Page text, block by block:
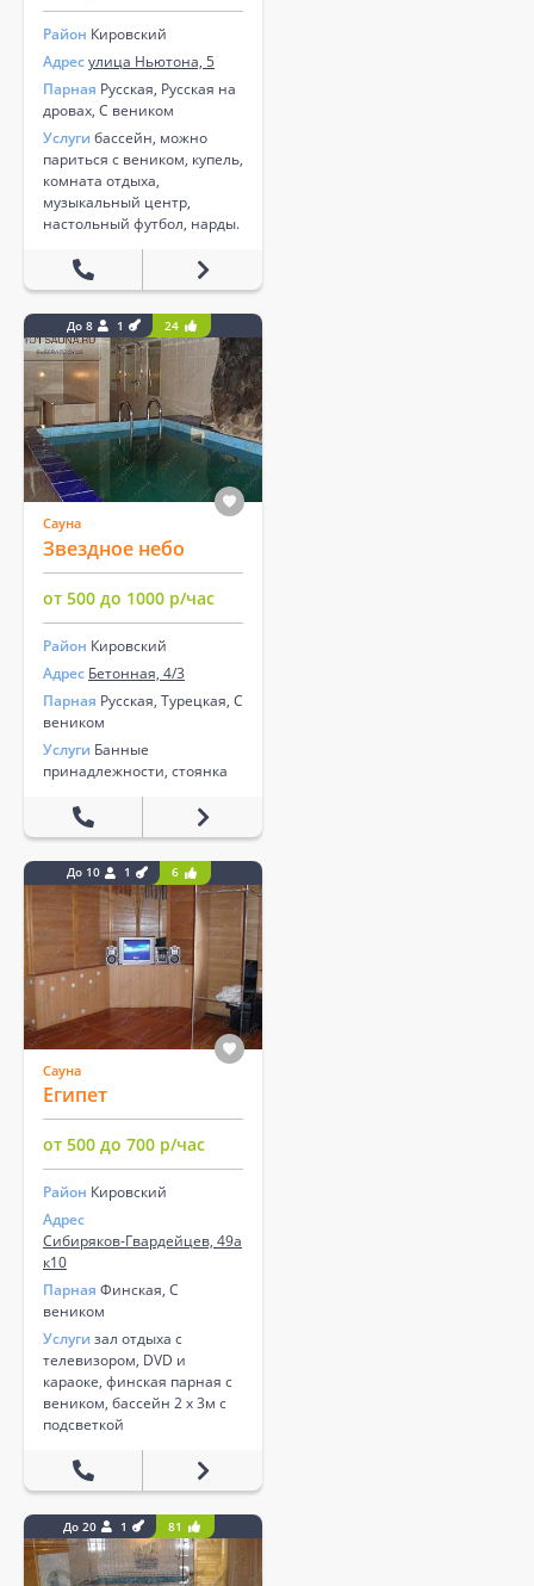
Район Кировский
Адресулица Ньютона, 5
Парная Русская, Русская на
дровах, С веником
Услуги бассейн, можно
париться с веником, купель,
комната отдыха,
музыкальный центр,
настольный футбол, нарды.
До 8 1 24
Сауна
Звездное небо
от 500 до 1000 р/час
Район Кировский
Адрес Бетонная, 4/3
Парная Русская, Турецкая, С
веником
Услуги Банные
принадлежности, стоянка
До 10 1 6
Сауна
Египет
от 500 до 700 р/час
Район Кировский
Адрес
Сибиряков-Гвардейцев, 49а
к10
Парная Финская, С
веником
Услуги зал отдыха с
телевизором, DVD и
караоке, финская парная с
веником, бассейн 2 х 3м с
подсветкой
До 20 1 81